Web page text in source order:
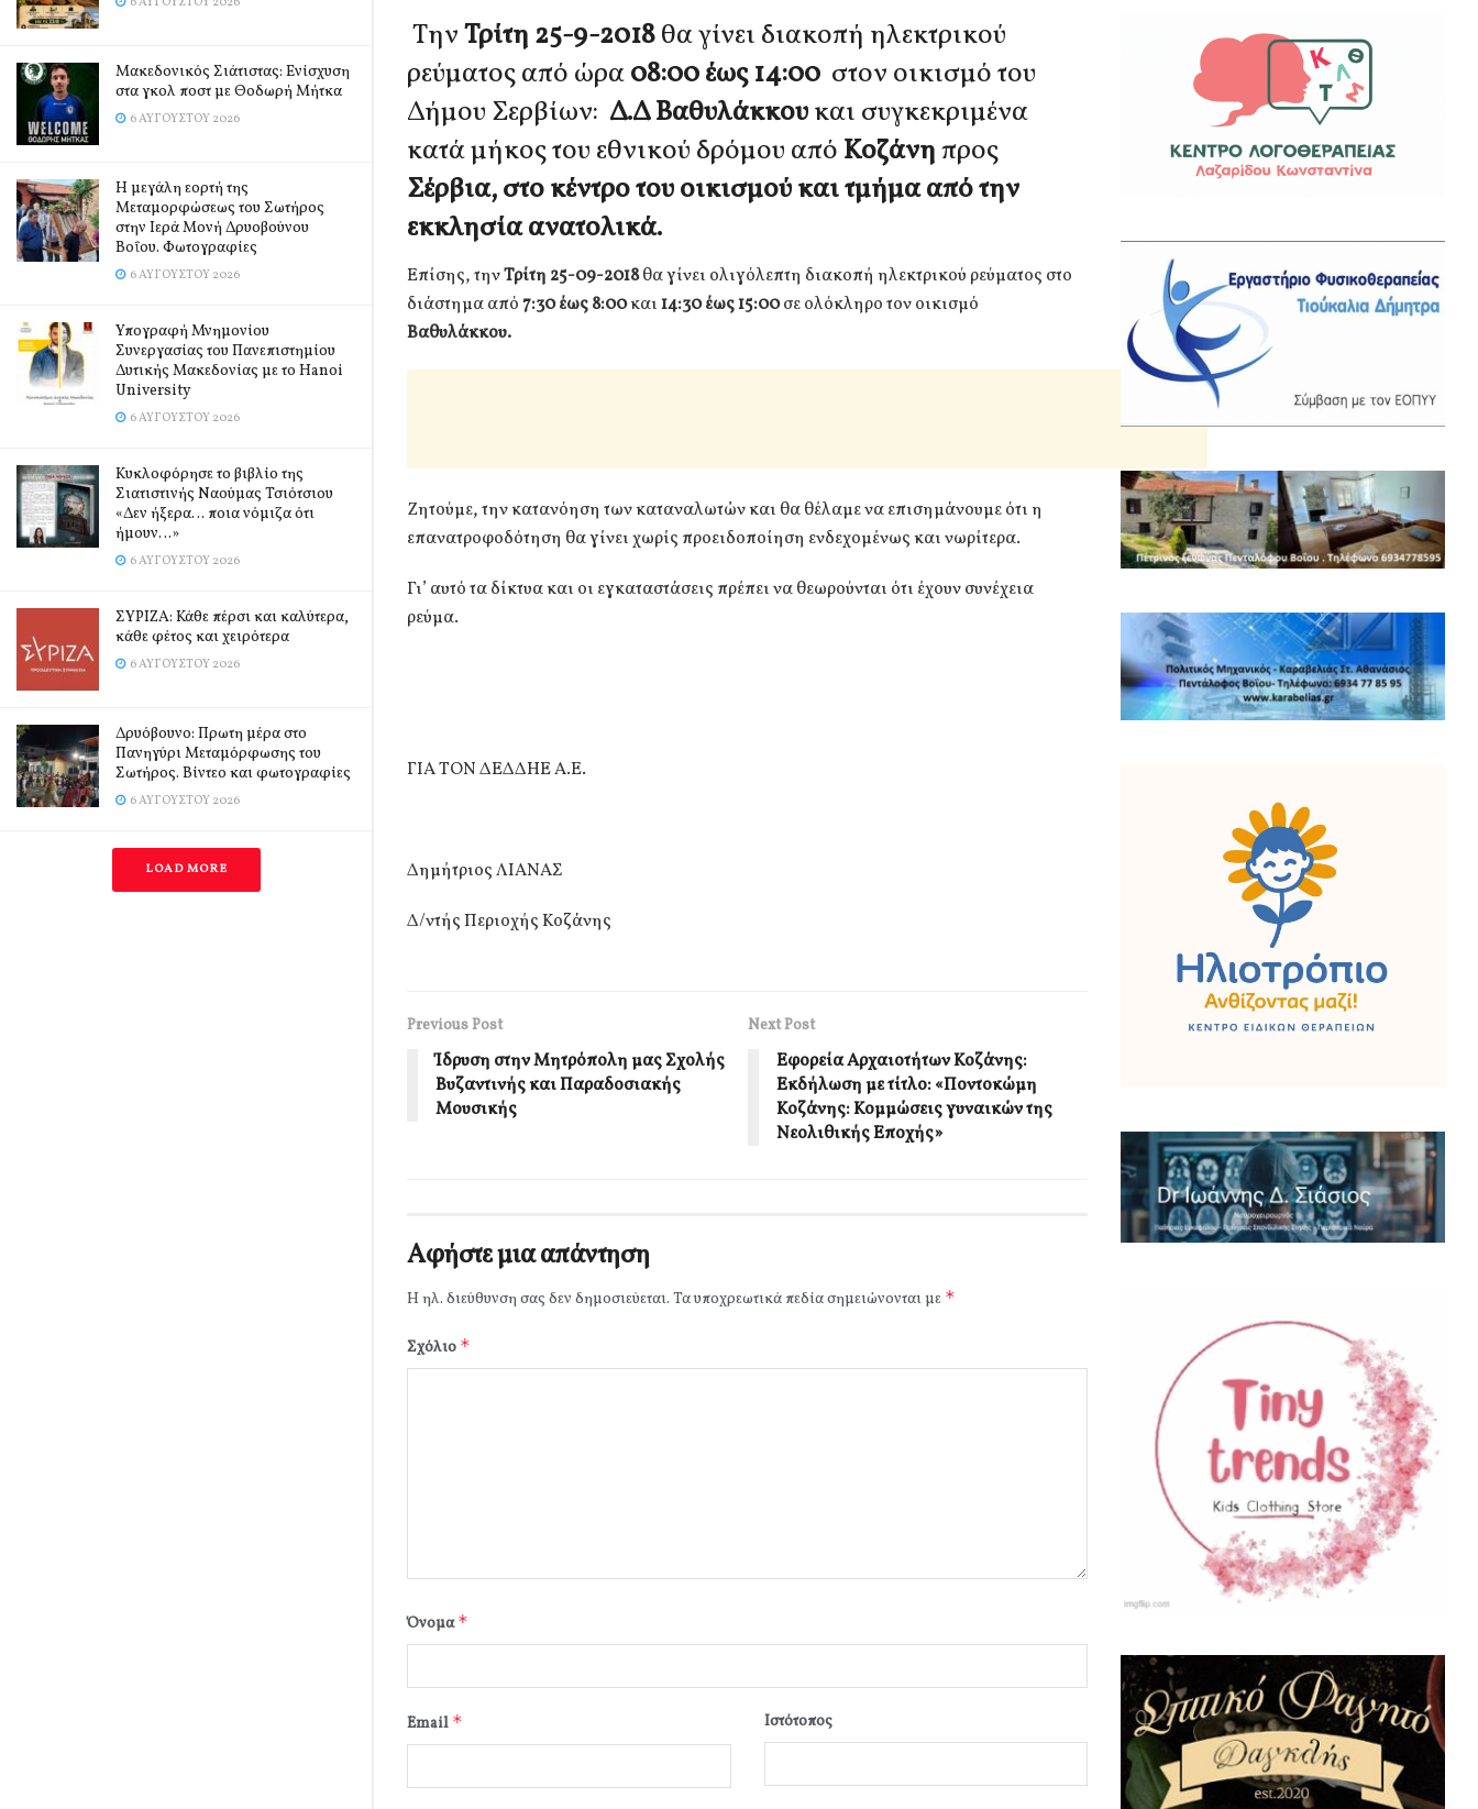
Μακεδονικός Σιάτιστας: Ενίσχυση
στα γκολ ποστ με Θοδωρή Μήτκα
6 ΑΥΓΟΎΣΤΟΥ 2026
Η μεγάλη εορτή της
Μεταμορφώσεως του Σωτήρος
στην Ιερά Μονή Δρυοβούνου
Βοΐου. Φωτογραφίες
6 ΑΥΓΟΎΣΤΟΥ 2026
Υπογραφή Μνημονίου
Συνεργασίας του Πανεπιστημίου
Δυτικής Μακεδονίας με το Hanoi
University
6 ΑΥΓΟΎΣΤΟΥ 2026
Κυκλοφόρησε το βιβλίο της
Σιατιστινής Ναούμας Τσιότσιου
«Δεν ήξερα… ποια νόμιζα ότι
ήμουν…»
6 ΑΥΓΟΎΣΤΟΥ 2026
ΣΥΡΙΖΑ: Κάθε πέρσι και καλύτερα,
κάθε φέτος και χειρότερα
6 ΑΥΓΟΎΣΤΟΥ 2026
Δρυόβουνο: Πρωτη μέρα στο
Πανηγύρι Μεταμόρφωσης του
Σωτήρος. Βίντεο και φωτογραφίες
6 ΑΥΓΟΎΣΤΟΥ 2026
LOAD MORE
TηνΤρίτη 25-9-2018θα γίνει διακοπή ηλεκτρικού
ρεύματος από ώρα08:00 έως 14:00 στον οικισμό του
Δήμου Σερβίων: Δ.Δ Βαθυλάκκουκαι συγκεκριμένα
κατά μήκος του εθνικού δρόμου από Κοζάνηπρος
Σέρβια, στο κέντρο του οικισμού και τμήμα από την
εκκλησία ανατολικά.
Επίσης, τηνΤρίτη 25-09-2018θα γίνει ολιγόλεπτη διακοπή ηλεκτρικού ρεύματος στο
διάστημα από 7:30 έως 8:00και14:30 έως 15:00σε ολόκληρο τον οικισμό
Βαθυλάκκου.
Ζητούμε, την κατανόηση των καταναλωτών και θα θέλαμε να επισημάνουμε ότι η
επανατροφοδότηση θα γίνει χωρίς προειδοποίηση ενδεχομένως και νωρίτερα.
Γι’ αυτό τα δίκτυα και οι εγκαταστάσεις πρέπει να θεωρούνται ότι έχουν συνέχεια
ρεύμα.
ΓΙΑ ΤΟΝ ΔΕΔΔΗΕ Α.Ε.
Δημήτριος ΛΙΑΝΑΣ
Δ/ντής Περιοχής Κοζάνης
Previous Post
Ίδρυση στην Μητρόπολη μας Σχολής
Βυζαντινής και Παραδοσιακής
Μουσικής
Next Post
Εφορεία Αρχαιοτήτων Κοζάνης:
Εκδήλωση με τίτλο: «Ποντοκώμη
Κοζάνης: Κομμώσεις γυναικών της
Νεολιθικής Εποχής»
Αφήστε μια απάντηση
Η ηλ. διεύθυνση σας δεν δημοσιεύεται. Τα υποχρεωτικά πεδία σημειώνονται με *
Σχόλιο *
Όνομα*
Email * Ιστότοπος